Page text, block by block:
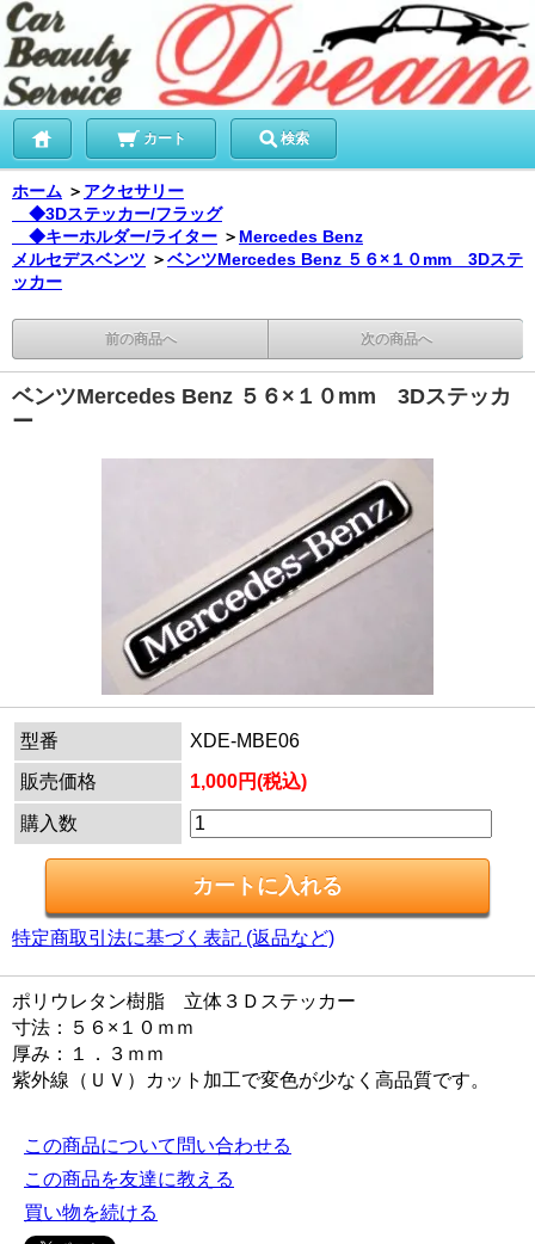
カート 検索
ホーム ＞ アクセサリー
◆3Dステッカー/フラッグ
◆キーホルダー/ライター ＞ Mercedes Benz
メルセデスベンツ ＞ベンツMercedes Benz ５６×１０mm 3Dステ
ッカー
前の商品へ 次の商品へ
ベンツMercedes Benz ５６×１０mm 3Dステッカ
ー
型番
XDE-MBE06
販売価格
1,000円(税込)
購入数
特定商取引法に基づく表記 (返品など)
ポリウレタン樹脂 立体３Ｄステッカー
寸法：５６×１０ｍｍ
厚み：１．３ｍｍ
紫外線（ＵＶ）カット加工で変色が少なく高品質です。
この商品について問い合わせる
この商品を友達に教える
買い物を続ける